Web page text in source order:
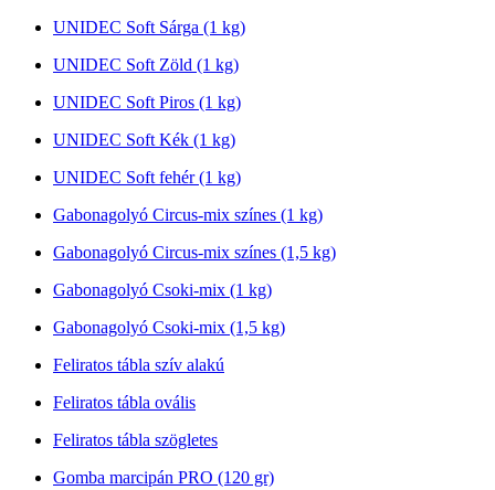
UNIDEC Soft Sárga (1 kg)
UNIDEC Soft Zöld (1 kg)
UNIDEC Soft Piros (1 kg)
UNIDEC Soft Kék (1 kg)
UNIDEC Soft fehér (1 kg)
Gabonagolyó Circus-mix színes (1 kg)
Gabonagolyó Circus-mix színes (1,5 kg)
Gabonagolyó Csoki-mix (1 kg)
Gabonagolyó Csoki-mix (1,5 kg)
Feliratos tábla szív alakú
Feliratos tábla ovális
Feliratos tábla szögletes
Gomba marcipán PRO (120 gr)